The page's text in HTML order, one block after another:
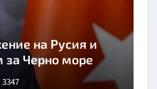
на Русия и
Черно море
3347